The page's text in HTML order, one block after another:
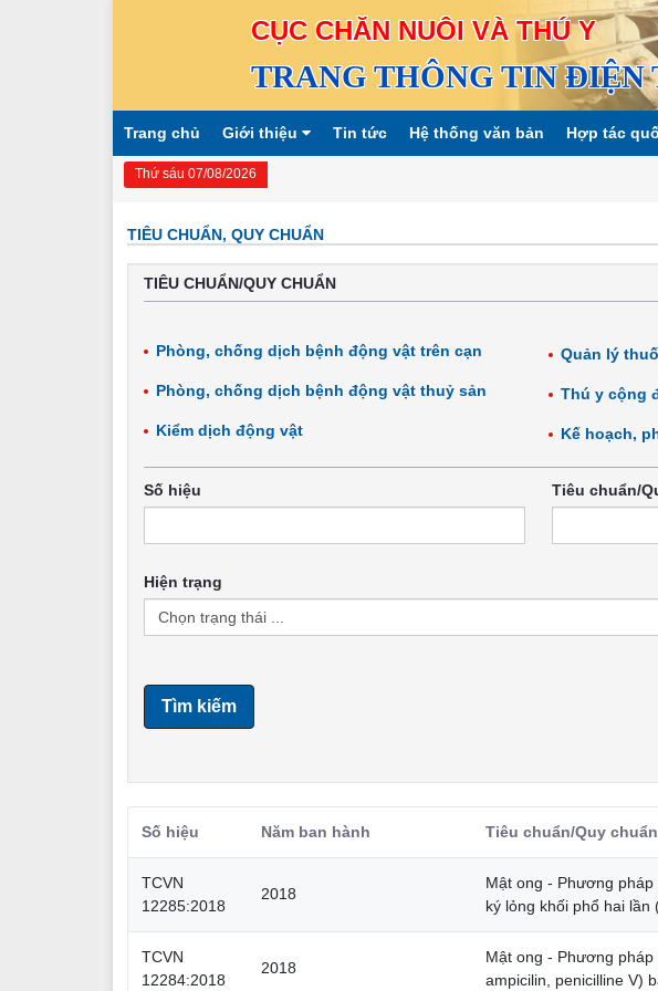
CỤC CHĂN NUÔI VÀ THÚ Y
TRANG THÔNG TIN ĐIỆN
Trang chủ Giới thiệu Tin tức Hệ thống văn bản Hợp tác
Thứ sáu 07/08/2026
TIÊU CHUẨN, QUY CHUẨN
TIÊU CHUẨN/QUY CHUẨN
Phòng, chống dịch bệnh động vật trên cạn
Phòng, chống dịch bệnh động vật thuỷ sản
Kiểm dịch động vật
Quản lý
Thú y cộng
Kế hoạch,
Số hiệu Tiêu chuẩn/
Hiện trạng
Tìm kiếm
Số hiệu Năm ban hành Tiêu chuẩn/Quy chuẩn
TCVN
12285:2018
2018
Mật ong - Phương
ký lỏng khối phổ hai lần
TCVN
12284:2018
2018
Mật ong - Phương
ampicilin, penicilline V)